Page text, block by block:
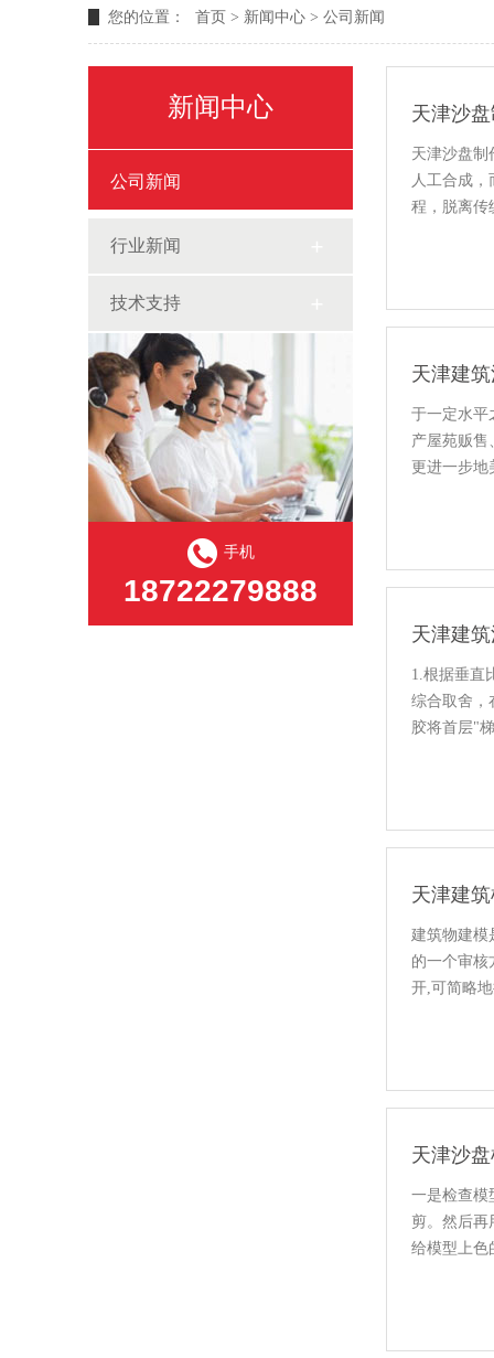
您的位置： 首页 > 新闻中心 > 公司新闻
新闻中心
公司新闻
行业新闻
技术支持
手机
18722279888
天津沙
天津沙盘制
人工合成
程，脱离传
天津建
于一定水平
产屋苑贩
更进一步
天津建
1.根据垂直
综合取舍
胶将首层"
天津建
建筑物建模
的一个审
开,可简略
天津沙
一是检查模
剪。然后再
给模型上色